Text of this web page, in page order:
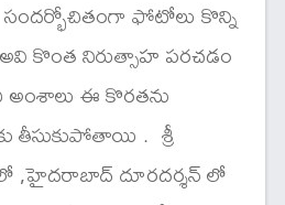
ఫోటోలు కొన్ని
కొంత నిరుత్సాహ పరచడం
ఈ కొరతను
తీసుకుపోతాయి . శ్రీ
,హైదరాబాద్ దూరదర్శన్ లో